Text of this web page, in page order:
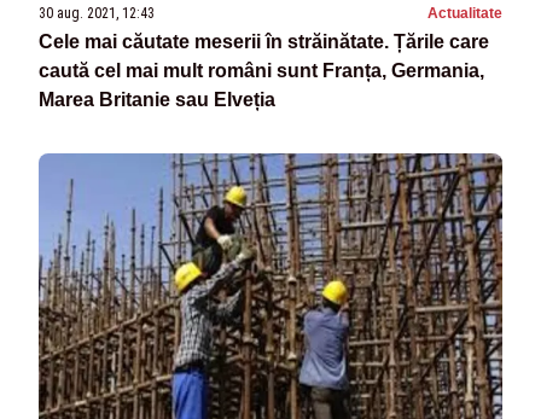
30 aug. 2021, 12:43 Actualitate
Cele mai căutate meserii în străinătate. Țările care
caută cel mai mult români sunt Franța, Germania,
Marea Britanie sau Elveția